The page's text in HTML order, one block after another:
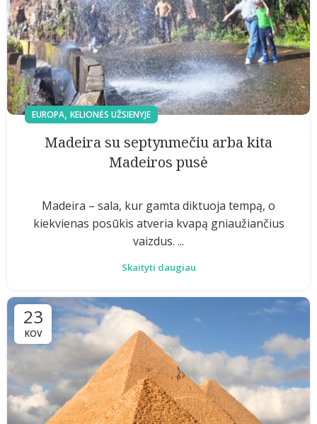
EUROPA, KELIONĖS UŽSIENYJE
Madeira su septynmečiu arba kita
Madeiros pusė
Madeira – sala, kur gamta diktuoja tempą, o
kiekvienas posūkis atveria kvapą gniaužiančius
vaizdus. ...
Skaityti daugiau
23
KOV